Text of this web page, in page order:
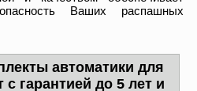
Ваших распашных
автоматики для
гарантией до 5 лет и